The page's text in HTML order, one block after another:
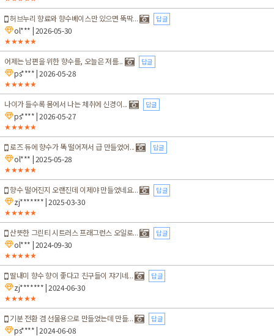
허브누리 향료와 향수베이스만 있으면 뚝딱... 답글
ol*** | 2026-05-30
★★★★★
어제는 남편을 위한 향수를, 오늘은 저를... 답글
ps****| 2026-05-28
★★★★★
나이가 들수록 몸에서 나는 체취에 신경이... 답글
ps****| 2026-05-27
★★★★★
로즈 듀에 향수가 똑 떨어져서 급 만들었어... 답글
ol*** | 2025-05-28
★★★★★
향수 떨어진지 오랜진데 이제야 만들었네요... 답글
zj*******| 2025-03-30
★★★★★
산뜻한 그린티 시트러스 프래그런스 오일로... 답글
ol*** | 2024-09-30
★★★★★
딸내미 향수 향이 좋다고 친구들이 쟈기네... 답글
zj*******| 2024-06-30
★★★★★
기분 전환 겸 선물용으로 만들었는데 만들... 답글
ps****| 2024-06-08